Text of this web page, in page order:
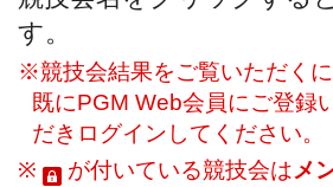
す。
※競技会結果をご覧いただく
既にPGM Web会員にご登録
だきログインしてください。
※
が付いている競技会はメ